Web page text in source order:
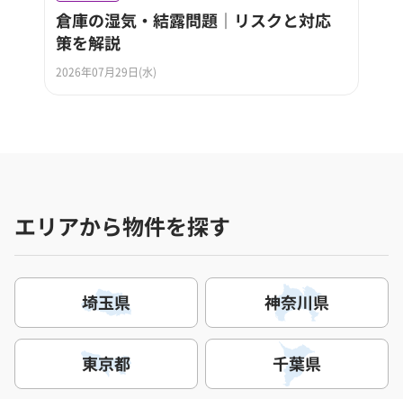
倉庫の湿気・結露問題｜リスクと対応
策を解説
2026年07月29日(水)
エリアから物件を探す
埼玉県 神奈川県
東京都 千葉県